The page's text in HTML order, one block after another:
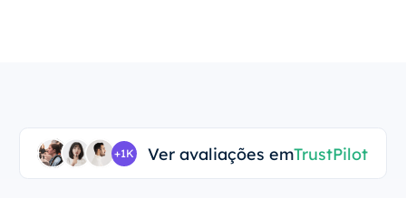
+1K Ver avaliações emTrustPilot